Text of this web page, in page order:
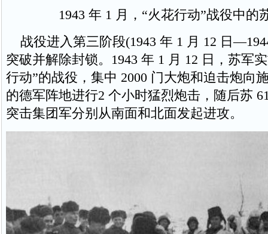
1943 年 1 月，“火花行动”战役中的
战役进入第三阶段(1943 年 1 月 12 日
突破并解除封锁。1943 年 1 月 12 日，苏军
行动”的战役，集中 2000 门大炮和迫击炮向
的德军阵地进行2 个小时猛烈炮击，随后苏
突击集团军分别从南面和北面发起进攻。